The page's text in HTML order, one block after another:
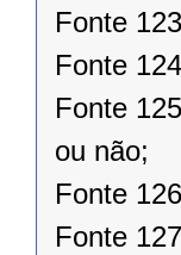
Fonte
Fonte
Fonte
ou não;
Fonte
Fonte